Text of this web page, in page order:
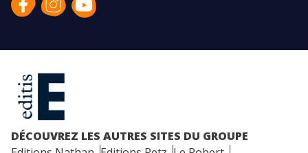
DÉCOUVREZ LES AUTRES SITES DU GROUPE